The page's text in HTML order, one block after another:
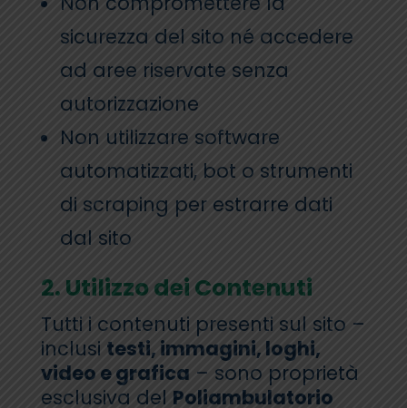
sicurezza del sito né accedere
ad aree riservate senza
autorizzazione
Non utilizzare software
automatizzati, bot o strumenti
di scraping per estrarre dati
dal sito
2. Utilizzo dei Contenuti
Tutti i contenuti presenti sul sito –
inclusi testi, immagini, loghi,
video e grafica – sono proprietà
esclusiva del Poliambulatorio